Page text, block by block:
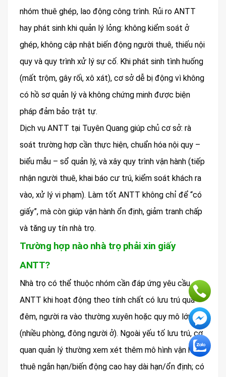
nhóm thuê ghép, lao động công trình. Rủi ro ANTT
hay phát sinh khi quản lý lỏng: không kiểm soát ở
ghép, không cập nhật biến động người thuê, thiếu nội
quy và quy trình xử lý sự cố. Khi phát sinh tình huống
(mất trộm, gây rối, xô xát), cơ sở dễ bị động vì không
có hồ sơ quản lý và không chứng minh được biện
pháp đảm bảo trật tự.
Dịch vụ ANTT tại Tuyên Quang giúp chủ cơ sở: rà
soát trường hợp cần thực hiện, chuẩn hóa nội quy –
biểu mẫu – sổ quản lý, và xây quy trình vận hành (tiếp
nhận người thuê, khai báo cư trú, kiểm soát khách ra
vào, xử lý vi phạm). Làm tốt ANTT không chỉ để “có
giấy”, mà còn giúp vận hành ổn định, giảm tranh chấp
và tăng uy tín nhà trọ.
Trường hợp nào nhà trọ phải xin giấy
ANTT?
Nhà trọ có thể thuộc nhóm cần đáp ứng yêu cầu
ANTT khi hoạt động theo tính chất có lưu trú qua
đêm, người ra vào thường xuyên hoặc quy mô lớn
(nhiều phòng, đông người ở). Ngoài yếu tố lưu trú, cơ
quan quản lý thường xem xét thêm mô hình vận hành:
thuê ngắn hạn/biến động cao hay dài hạn/ổn định; có